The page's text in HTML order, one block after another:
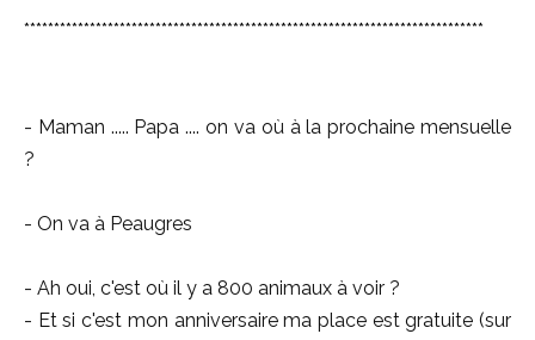
*****************************************************************************
- Maman ..... Papa .... on va où à la prochaine mensuelle
?
- On va à Peaugres
- Ah oui, c'est où il y a 800 animaux à voir ?
- Et si c'est mon anniversaire ma place est gratuite (sur